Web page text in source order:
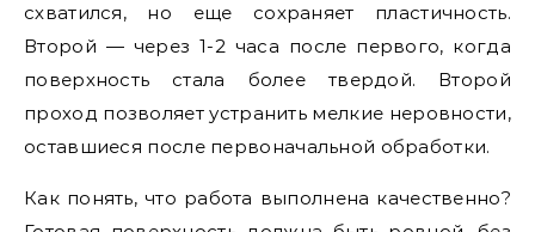
схватился, но еще сохраняет пластичность.
Второй — через 1-2 часа после первого, когда
поверхность стала более твердой. Второй
проход позволяет устранить мелкие неровности,
оставшиеся после первоначальной обработки.
Как понять, что работа выполнена качественно?